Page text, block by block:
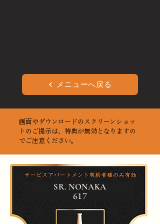
メニューへ戻る
画面やダウンロードのスクリーンショッ
トのご提示は、特典が無効となりますの
でご注意ください。
SR. NONAKA
617